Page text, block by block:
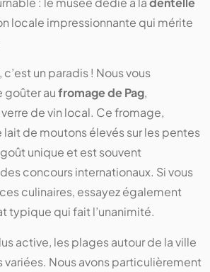
locale impressionnante qui mérite
, c’est un paradis ! Nous vous
goûter aufromage de Pag,
de vin local. Ce fromage,
de moutons élevés sur les pentes
goût unique et est souvent
concours internationaux. Si vous
culinaires, essayez également
typique qui fait l’unanimité.
active, les plages autour de la ville
Nous avons particulièrement